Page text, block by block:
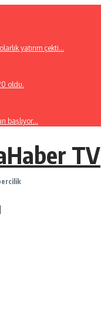
yatırım çekti…
oldu.
başlıyor…
TV